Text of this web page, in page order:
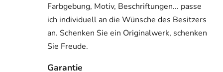
Farbgebung, Motiv, Beschriftungen... passe
ich individuell an die Wünsche des Besitzers
an. Schenken Sie ein Originalwerk, schenken
Sie Freude.
Garantie